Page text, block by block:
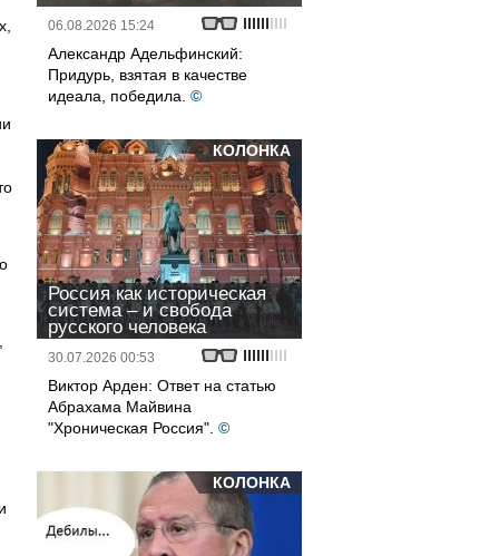
06.08.2026 15:24
Александр Адельфинский:
Придурь, взятая в качестве
идеала, победила. ©
КОЛОНКА
Россия как историческая
система – и свобода
русского человека
30.07.2026 00:53
Виктор Арден: Ответ на статью
Абрахама Майвина
"Хроническая Россия". ©
КОЛОНКА